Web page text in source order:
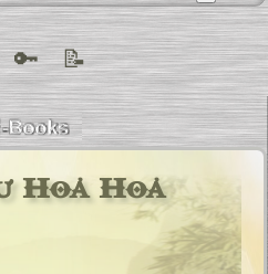
🔑 📝
Hoả Hoả